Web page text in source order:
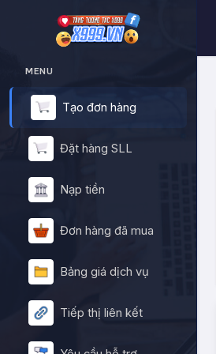
MENU
Tạo đơn hàng
Đặt hàng SLL
Nạp tiền
Đơn hàng đã mua
Bảng giá dịch vụ
Tiếp thị liên kết